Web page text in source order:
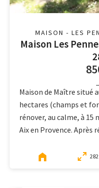
MAISON - LES
Maison Les
Maison de Maître situé
hectares (champs et
rénover, au calme, à 15
Aix en Provence. Après